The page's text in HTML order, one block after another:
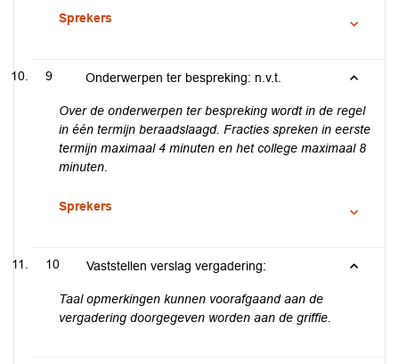
Sprekers
9 Onderwerpen ter bespreking: n.v.t.
Over de onderwerpen ter bespreking wordt in de regel
in één termijn beraadslaagd. Fracties spreken in eerste
termijn maximaal 4 minuten en het college maximaal 8
minuten.
Sprekers
10 Vaststellen verslag vergadering:
Taal opmerkingen kunnen voorafgaand aan de
vergadering doorgegeven worden aan de griffie.